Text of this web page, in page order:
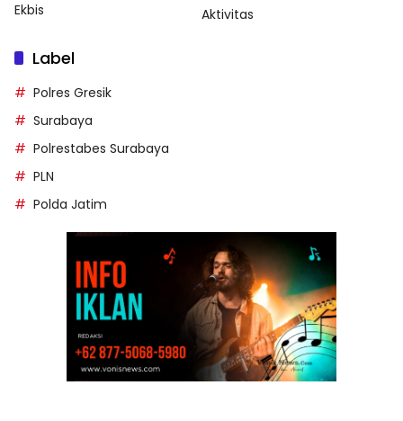
Ekbis
Aktivitas
Label
Polres Gresik
Surabaya
Polrestabes Surabaya
PLN
Polda Jatim